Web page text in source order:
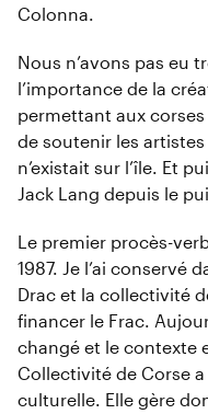
Colonna.
Nous n’avons pas eu
l’importance de la
permettant aux
de soutenir les
n’existait sur l’île. Et
Jack Lang depuis le
Le premier procès-
1987. Je l’ai conservé
Drac et la collectivité
financer le Frac.
changé et le contexte
Collectivité de Corse
culturelle. Elle gère